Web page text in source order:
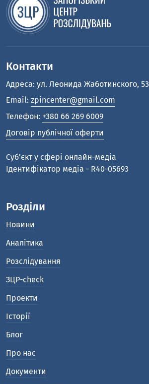
Контакти
Адреса: ул. Леонида Жаботинского, 53
Email: zpincenter@gmail.com
Телефон: +380 66 269 6009
Договір публічної оферти
Cуб'єкт у сфері онлайн-медіа
Ідентифікатор медіа - R40-05693
Розділи
Новини
Аналітика
Розслідування
ЗЦР-check
Проекти
Історії
Блог
Про нас
Документи